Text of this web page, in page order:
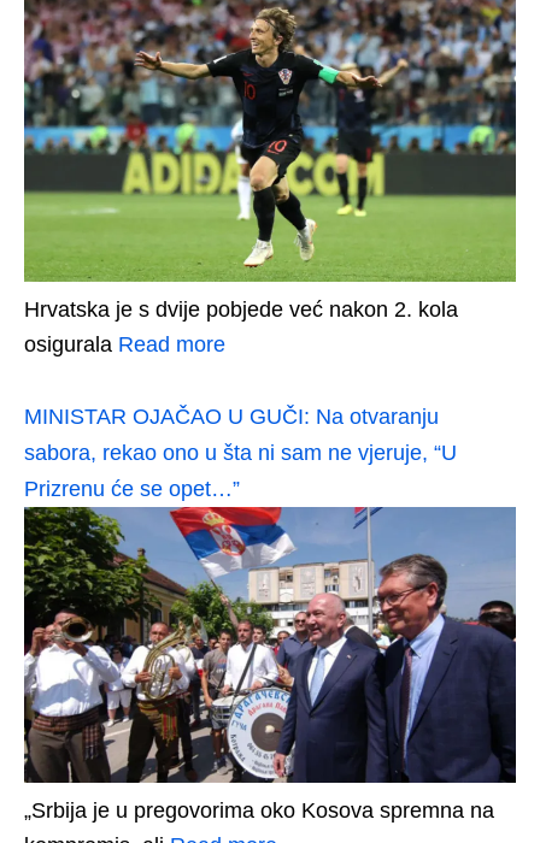
Hrvatska je s dvije pobjede već nakon 2. kola
osigurala Read more
MINISTAR OJAČAO U GUČI: Na otvaranju
sabora, rekao ono u šta ni sam ne vjeruje, “U
Prizrenu će se opet…”
„Srbija je u pregovorima oko Kosova spremna na